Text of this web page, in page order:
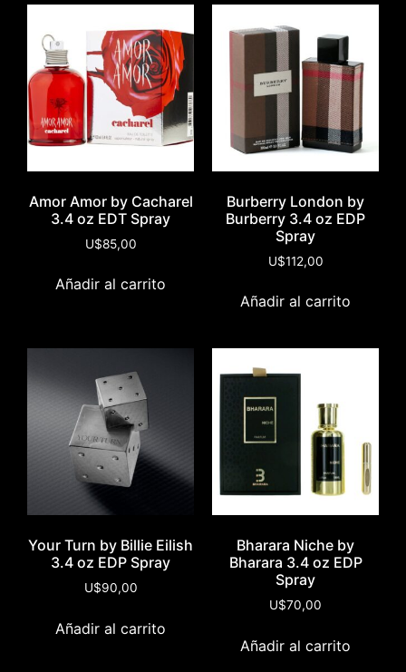
Amor Amor by Cacharel
3.4 oz EDT Spray
U$85,00
Añadir al carrito
Burberry London by
Burberry 3.4 oz EDP
Spray
U$112,00
Añadir al carrito
Your Turn by Billie Eilish
3.4 oz EDP Spray
U$90,00
Añadir al carrito
Bharara Niche by
Bharara 3.4 oz EDP
Spray
U$70,00
Añadir al carrito